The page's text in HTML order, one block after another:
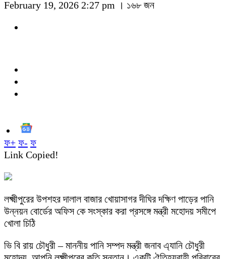
February 19, 2026 2:27 pm । ১৬৮ জন
ফ+ ফ- ফ
Link Copied!
লক্ষ্মীপুরের উপশহর দালাল বাজার খোয়াসাগর দীঘির দক্ষিণ পাড়ের পানি
উন্নয়ন বোর্ডের অফিস কে সংস্কার করা প্রসঙ্গে মন্ত্রী মহোদয় সমীপে
খোলা চিঠি
ভি বি রায় চৌধুরী – মাননীয় পানি সম্পদ মন্ত্রী জনাব এ্যানি চৌধুরী